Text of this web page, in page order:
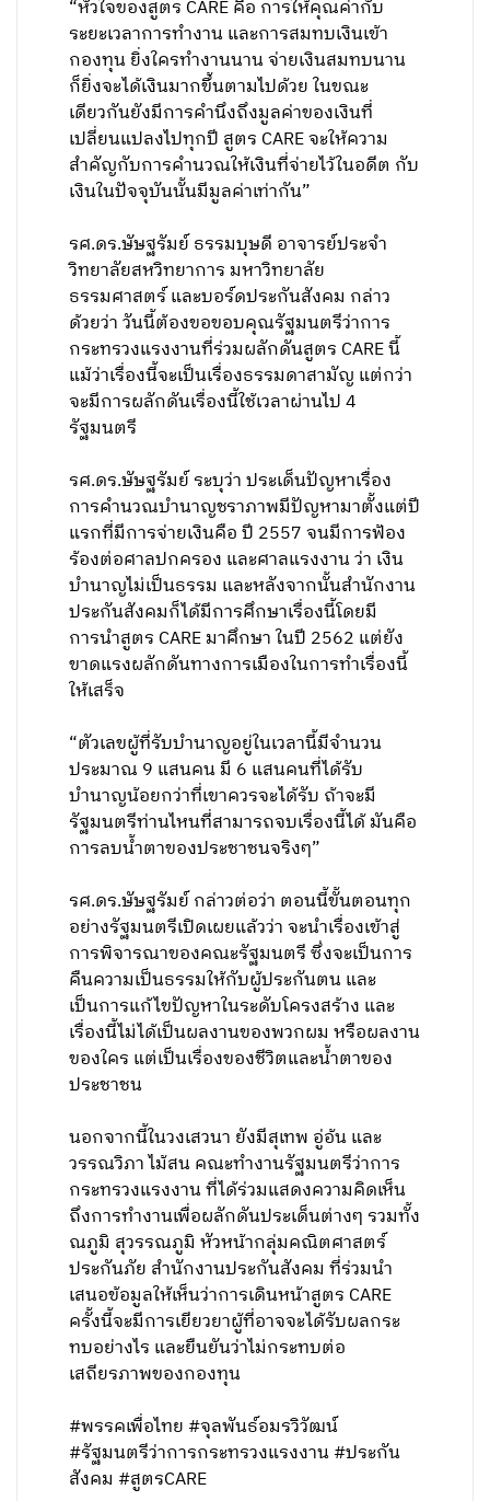
“หัวใจของสูตร CARE คือ การให้คุณค่ากับ
ระยะเวลาการทำงาน และการสมทบเงินเข้า
กองทุน ยิ่งใครทำงานนาน จ่ายเงินสมทบนาน
ก็ยิ่งจะได้เงินมากขึ้นตามไปด้วย ในขณะ
เดียวกันยังมีการคำนึงถึงมูลค่าของเงินที่
เปลี่ยนแปลงไปทุกปี สูตร CARE จะให้ความ
สำคัญกับการคำนวณให้เงินที่จ่ายไว้ในอดีต กับ
เงินในปัจจุบันนั้นมีมูลค่าเท่ากัน”
รศ.ดร.ษัษฐรัมย์ ธรรมบุษดี อาจารย์ประจำ
วิทยาลัยสหวิทยาการ มหาวิทยาลัย
ธรรมศาสตร์ และบอร์ดประกันสังคม กล่าว
ด้วยว่า วันนี้ต้องขอขอบคุณรัฐมนตรีว่าการ
กระทรวงแรงงานที่ร่วมผลักดันสูตร CARE นี้
แม้ว่าเรื่องนี้จะเป็นเรื่องธรรมดาสามัญ แต่กว่า
จะมีการผลักดันเรื่องนี้ใช้เวลาผ่านไป 4
รัฐมนตรี
รศ.ดร.ษัษฐรัมย์ ระบุว่า ประเด็นปัญหาเรื่อง
การคำนวณบำนาญชราภาพมีปัญหามาตั้งแต่ปี
แรกที่มีการจ่ายเงินคือ ปี 2557 จนมีการฟ้อง
ร้องต่อศาลปกครอง และศาลแรงงาน ว่า เงิน
บำนาญไม่เป็นธรรม และหลังจากนั้นสำนักงาน
ประกันสังคมก็ได้มีการศึกษาเรื่องนี้โดยมี
การนำสูตร CARE มาศึกษา ในปี 2562 แต่ยัง
ขาดแรงผลักดันทางการเมืองในการทำเรื่องนี้
ให้เสร็จ
“ตัวเลขผู้ที่รับบำนาญอยู่ในเวลานี้มีจำนวน
ประมาณ 9 แสนคน มี 6 แสนคนที่ได้รับ
บำนาญน้อยกว่าที่เขาควรจะได้รับ ถ้าจะมี
รัฐมนตรีท่านไหนที่สามารถจบเรื่องนี้ได้ มันคือ
การลบน้ำตาของประชาชนจริงๆ”
รศ.ดร.ษัษฐรัมย์ กล่าวต่อว่า ตอนนี้ขั้นตอนทุก
อย่างรัฐมนตรีเปิดเผยแล้วว่า จะนำเรื่องเข้าสู่
การพิจารณาของคณะรัฐมนตรี ซึ่งจะเป็นการ
คืนความเป็นธรรมให้กับผู้ประกันตน และ
เป็นการแก้ไขปัญหาในระดับโครงสร้าง และ
เรื่องนี้ไม่ได้เป็นผลงานของพวกผม หรือผลงาน
ของใคร แต่เป็นเรื่องของชีวิตและน้ำตาของ
ประชาชน
นอกจากนี้ในวงเสวนา ยังมีสุเทพ อู่อ้น และ
วรรณวิภา ไม้สน คณะทำงานรัฐมนตรีว่าการ
กระทรวงแรงงาน ที่ได้ร่วมแสดงความคิดเห็น
ถึงการทำงานเพื่อผลักดันประเด็นต่างๆ รวมทั้ง
ณภูมิ สุวรรณภูมิ หัวหน้ากลุ่มคณิตศาสตร์
ประกันภัย สำนักงานประกันสังคม ที่ร่วมนำ
เสนอข้อมูลให้เห็นว่าการเดินหน้าสูตร CARE
ครั้งนี้จะมีการเยียวยาผู้ที่อาจจะได้รับผลกระ
ทบอย่างไร และยืนยันว่าไม่กระทบต่อ
เสถียรภาพของกองทุน
#พรรคเพื่อไทย #จุลพันธ์อมรวิวัฒน์
#รัฐมนตรีว่าการกระทรวงแรงงาน #ประกัน
สังคม #สูตรCARE